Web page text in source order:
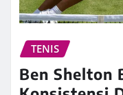
TENIS
Ben Shelton